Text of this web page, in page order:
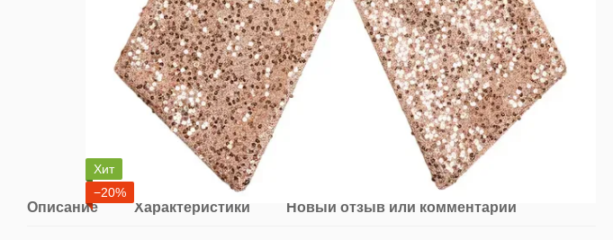
Хит
−20%
Описание Характеристики Новый отзыв или комментарий